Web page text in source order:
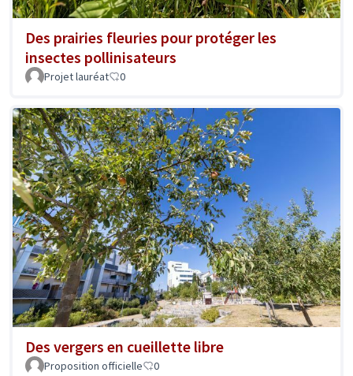
Des prairies fleuries pour protéger les
insectes pollinisateurs
Projet lauréat 0
Des vergers en cueillette libre
Proposition officielle 0